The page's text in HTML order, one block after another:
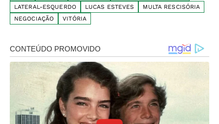
LATERAL-ESQUERDO
LUCAS ESTEVES
MULTA RESCISÓRIA
NEGOCIAÇÃO
VITÓRIA